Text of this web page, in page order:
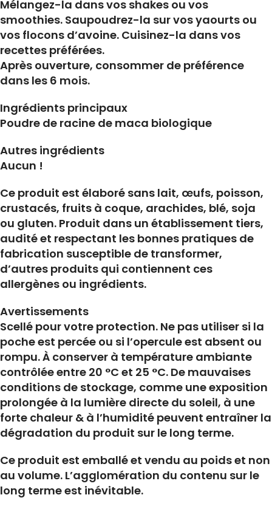
Mélangez-la dans vos shakes ou vos
smoothies. Saupoudrez-la sur vos yaourts ou
vos flocons d’avoine. Cuisinez-la dans vos
recettes préférées.
Après ouverture, consommer de préférence
dans les 6 mois.
Ingrédients principaux
Poudre de racine de maca biologique
Autres ingrédients
Aucun !
Ce produit est élaboré sans lait, œufs, poisson,
crustacés, fruits à coque, arachides, blé, soja
ou gluten. Produit dans un établissement tiers,
audité et respectant les bonnes pratiques de
fabrication susceptible de transformer,
d’autres produits qui contiennent ces
allergènes ou ingrédients.
Avertissements
Scellé pour votre protection. Ne pas utiliser si la
poche est percée ou si l’opercule est absent ou
rompu. À conserver à température ambiante
contrôlée entre 20 °C et 25 °C. De mauvaises
conditions de stockage, comme une exposition
prolongée à la lumière directe du soleil, à une
forte chaleur & à l’humidité peuvent entraîner la
dégradation du produit sur le long terme.
Ce produit est emballé et vendu au poids et non
au volume. L’agglomération du contenu sur le
long terme est inévitable.